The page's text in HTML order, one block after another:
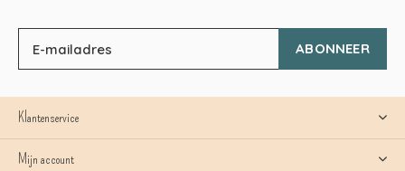
ABONNEER
Klantenservice
Mijn account